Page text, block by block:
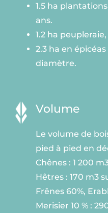
1.5 ha
ans.
1.2 ha
2.3 ha en
diamètre.
Volume
Le volume de
pied à pied en
Chênes : 1 200
Hêtres : 170 m3
Frênes 60%,
Merisier 10 % :